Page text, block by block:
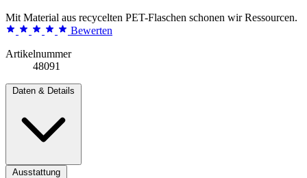
Mit Material aus recycelten PET-Flaschen schonen wir Ressourcen.
Bewerten
Artikelnummer
48091
Daten & Details
Ausstattung